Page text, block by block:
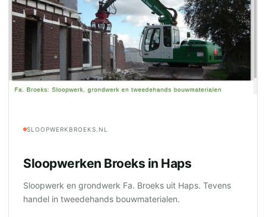
SLOOPWERKBROEKS.NL
Sloopwerken Broeks in Haps
Sloopwerk en grondwerk Fa. Broeks uit Haps. Tevens
handel in tweedehands bouwmaterialen.